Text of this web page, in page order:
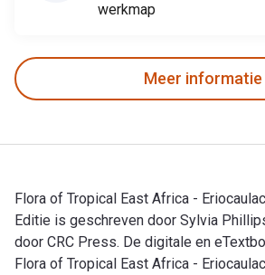
werkmap
Meer informatie
Flora of Tropical East Africa -
Editie is geschreven door Sylvia
door CRC Press. De digitale en
Flora of Tropical East Africa -